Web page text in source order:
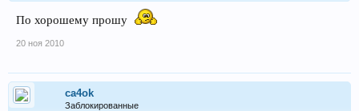
По хорошему прошу
20 ноя 2010
ca4ok
Заблокированные